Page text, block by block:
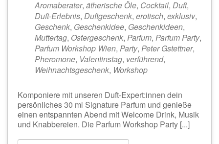
Aromaberater, ätherische Öle, Cocktail, Duft,
Duft-Erlebnis, Duftgeschenk, erotisch, exklusiv,
Geschenk, Geschenkidee, Geschenkideen,
Muttertag, Ostergeschenk, Parfum, Parfum Party,
Parfum Workshop Wien, Party, Peter Gstettner,
Pheromone, Valentinstag, verführend,
Weihnachtsgeschenk, Workshop
Komponiere mit unseren Duft-Expert:innen dein
persönliches 30 ml Signature Parfum und genieße
einen entspannten Abend mit Welcome Drink, Musik
und Knabbereien. Die Parfum Workshop Party [...]